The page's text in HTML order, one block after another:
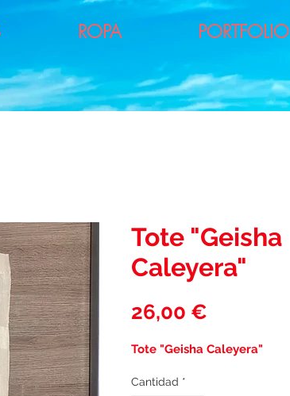
ROPA PORTFOLIO
Tote "Geisha
Caleyera"
26,00 €
Tote "Geisha Caleyera"
Cantidad *